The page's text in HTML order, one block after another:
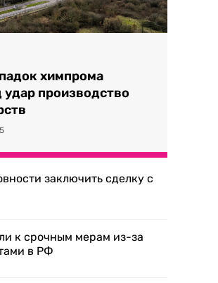
химпрома
удар производство
заключить сделку с
к срочным мерам из-за
в РФ